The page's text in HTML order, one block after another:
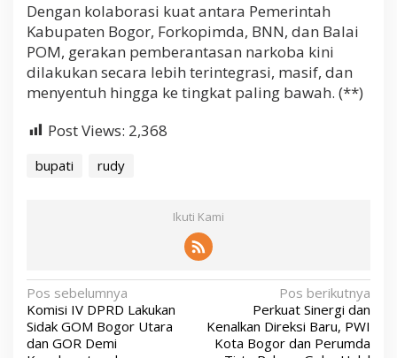
Dengan kolaborasi kuat antara Pemerintah
Kabupaten Bogor, Forkopimda, BNN, dan Balai
POM, gerakan pemberantasan narkoba kini
dilakukan secara lebih terintegrasi, masif, dan
menyentuh hingga ke tingkat paling bawah. (**)
Post Views: 2,368
bupati rudy
Ikuti Kami
N
a
v
Pos sebelumnya
Komisi IV DPRD Lakukan
Sidak GOM Bogor Utara
dan GOR Demi
Pos berikutnya
Perkuat Sinergi dan
Kenalkan Direksi Baru, PWI
Kota Bogor dan Perumda